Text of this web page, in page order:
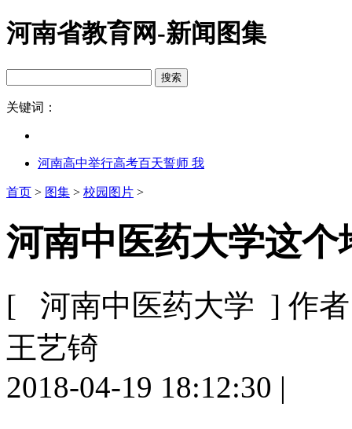
河南省教育网-新闻图集
关键词：
河南高中举行高考百天誓师 我
首页 > 图集 > 校园图片 >
河南中医药大学这
[ 河南中医药大学 ] 作
王艺锜
2018-04-19 18:12:30 |